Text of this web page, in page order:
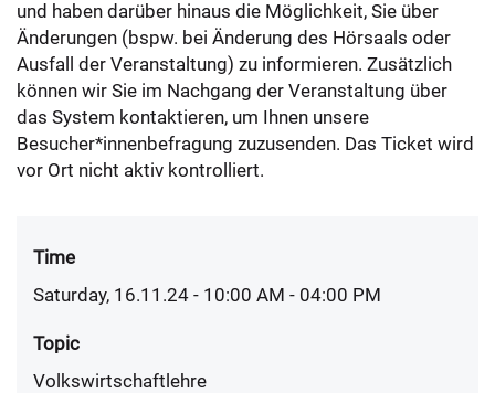
und haben darüber hinaus die Möglichkeit, Sie über
Änderungen (bspw. bei Änderung des Hörsaals oder
Ausfall der Veranstaltung) zu informieren. Zusätzlich
können wir Sie im Nachgang der Veranstaltung über
das System kontaktieren, um Ihnen unsere
Besucher*innenbefragung zuzusenden. Das Ticket wird
vor Ort nicht aktiv kontrolliert.
Time
Saturday, 16.11.24 - 10:00 AM - 04:00 PM
Topic
Volkswirtschaftlehre